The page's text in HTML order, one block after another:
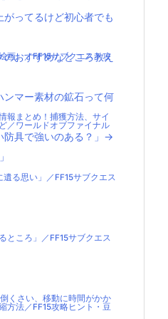
ってるけど初心者でも
のおすすめなところ教え
マー素材の鉱石って何
防具で強いのある？」→
画」／FF15サブクエスト攻
報まとめ！捕獲方法、サイ
／ワールドオブファイナル
る思い」／FF15サブクエス
ところ」／FF15サブクエス
くさい、移動に時間がかか
方法／FF15攻略ヒント・豆